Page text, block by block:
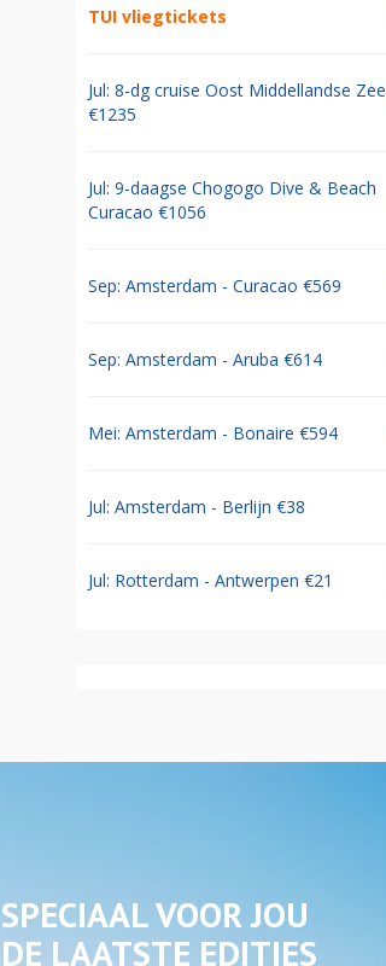
TUI vliegtickets
Jul: 8-dg cruise Oost Middellandse Zee
€1235
Jul: 9-daagse Chogogo Dive & Beach
Curacao €1056
Sep: Amsterdam - Curacao €569
Sep: Amsterdam - Aruba €614
Mei: Amsterdam - Bonaire €594
Jul: Amsterdam - Berlijn €38
Jul: Rotterdam - Antwerpen €21
SPECIAAL VOOR JOU
DE LAATSTE EDITIES